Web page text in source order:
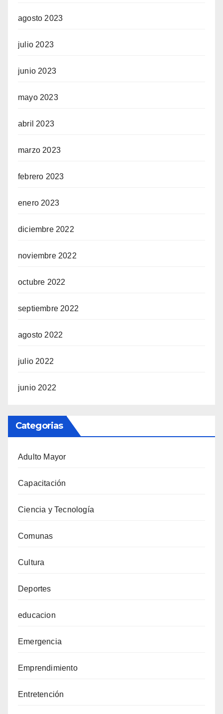
agosto 2023
julio 2023
junio 2023
mayo 2023
abril 2023
marzo 2023
febrero 2023
enero 2023
diciembre 2022
noviembre 2022
octubre 2022
septiembre 2022
agosto 2022
julio 2022
junio 2022
Categorias
Adulto Mayor
Capacitación
Ciencia y Tecnología
Comunas
Cultura
Deportes
educacion
Emergencia
Emprendimiento
Entretención